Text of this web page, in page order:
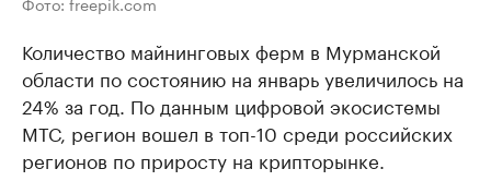
Количество майнинговых ферм в Мурманской
области по состоянию на январь увеличилось на
24% за год. По данным цифровой экосистемы
МТС, регион вошел в топ-10 среди российских
регионов по приросту на крипторынке.